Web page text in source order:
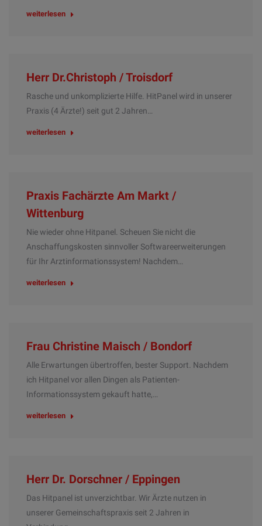
weiterlesen
Herr Dr.Christoph / Troisdorf
Rasche und unkomplizierte Hilfe. HitPanel wird in unserer
Praxis (4 Ärzte!) seit gut 2 Jahren…
weiterlesen
Praxis Fachärzte Am Markt /
Wittenburg
Nie wieder ohne Hitpanel. Scheuen Sie nicht die
Anschaffungskosten sinnvoller Softwareerweiterungen
für Ihr Arztinformationssystem! Nachdem…
weiterlesen
Frau Christine Maisch / Bondorf
Alle Erwartungen übertroffen, bester Support. Nachdem
ich Hitpanel vor allen Dingen als Patienten-
Informationssystem gekauft hatte,…
weiterlesen
Herr Dr. Dorschner / Eppingen
Das Hitpanel ist unverzichtbar. Wir Ärzte nutzen in
unserer Gemeinschaftspraxis seit 2 Jahren in